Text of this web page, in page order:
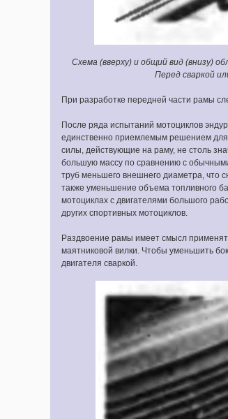
Схема (вверху) и общий вид (внизу)
Перед сваркой
При разработке передней части рамы
После ряда испытаний мотоциклов
единственно приемлемым решением для
силы, действующие на раму, не столь
большую массу по сравнению с
труб меньшего внешнего диаметра, что
также уменьшение объема топливного
мотоциклах с двигателями большого
других спортивных мотоциклов.
Раздвоение рамы имеет смысл
маятниковой вилки. Чтобы уменьшить
двигателя сваркой.